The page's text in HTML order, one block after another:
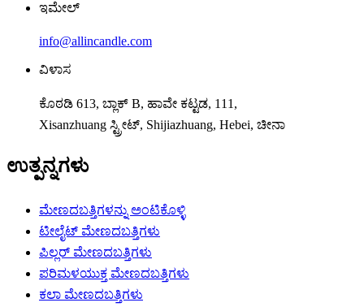
ಇಮೇಲ್
info@allincandle.com
ವಿಳಾಸ
ಕೊಠಡಿ 613, ಬ್ಲಾಕ್ B, ಹಾವೇ ಕಟ್ಟಡ, 111,
Xisanzhuang ಸ್ಟ್ರೀಟ್, Shijiazhuang, Hebei, ಚೀನಾ
ಉತ್ಪನ್ನಗಳು
ಮೇಣದಬತ್ತಿಗಳನ್ನು ಅಂಟಿಕೊಳ್ಳಿ
ಟೀಲೈಟ್ ಮೇಣದಬತ್ತಿಗಳು
ಪಿಲ್ಲರ್ ಮೇಣದಬತ್ತಿಗಳು
ಪರಿಮಳಯುಕ್ತ ಮೇಣದಬತ್ತಿಗಳು
ಕಲಾ ಮೇಣದಬತ್ತಿಗಳು